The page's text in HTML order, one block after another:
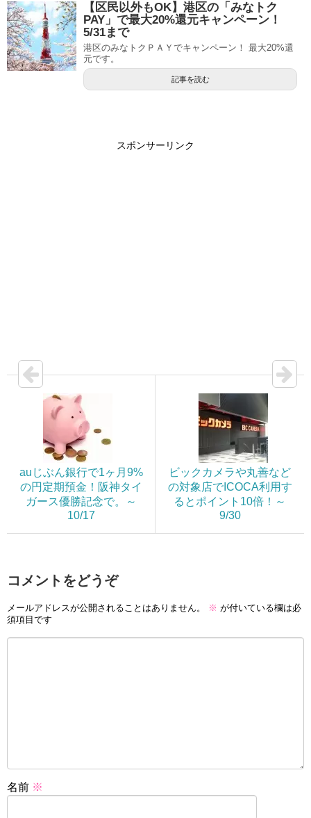
【区民以外もOK】港区の「みなトク
PAY」で最大20%還元キャンペーン！
5/31まで
港区のみなトクＰＡＹでキャンペーン！ 最大20%還
元です。
記事を読む
スポンサーリンク
auじぶん銀行で1ヶ月9%
の円定期預金！阪神タイ
ガース優勝記念で。～
10/17
ビックカメラや丸善など
の対象店でICOCA利用す
るとポイント10倍！～
9/30
コメントをどうぞ
メールアドレスが公開されることはありません。 ※ が付いている欄は必
須項目です
名前 ※